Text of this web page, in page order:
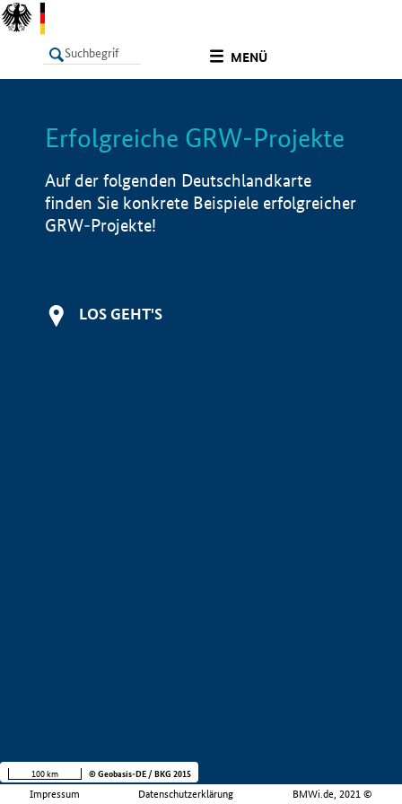
MENÜ
LISTE Info
Erfolgreiche GRW-Projekte
Auf der folgenden Deutschlandkarte
finden Sie konkrete Beispiele erfolgreicher
GRW-Projekte!
LOS GEHT'S
Impressum Datenschutzerklärung BMWi.de, 2021 ©
100 km © Geobasis-DE / BKG 2015